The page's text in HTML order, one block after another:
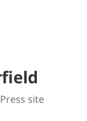
site